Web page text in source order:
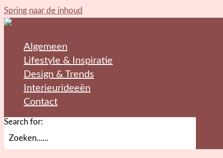
Spring naar de inhoud
Algemeen
Lifestyle & Inspiratie
Design & Trends
Interieurideeën
Contact
Search for: